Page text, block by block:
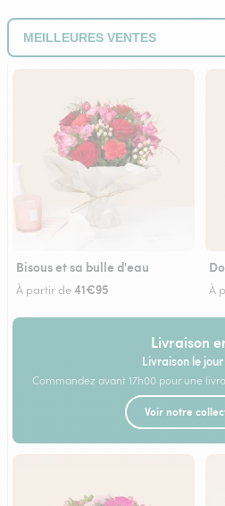
Bisous et sa bulle d'eau
À partir de41€95 À
Livraison
Livraison le
Commandez avant 17h00 pour une
Voir notre